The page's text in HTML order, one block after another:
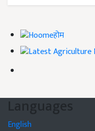
होम
Languages
English